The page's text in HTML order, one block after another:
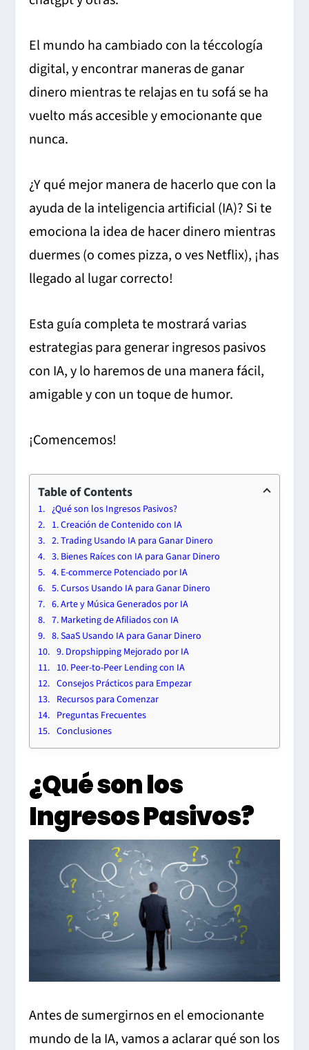
El mundo ha cambiado con la téccología
digital, y encontrar maneras de ganar
dinero mientras te relajas en tu sofá se ha
vuelto más accesible y emocionante que
nunca.
¿Y qué mejor manera de hacerlo que con la
ayuda de la inteligencia artificial (IA)? Si te
emociona la idea de hacer dinero mientras
duermes (o comes pizza, o ves Netflix), ¡has
llegado al lugar correcto!
Esta guía completa te mostrará varias
estrategias para generar ingresos pasivos
con IA, y lo haremos de una manera fácil,
amigable y con un toque de humor.
¡Comencemos!
Table of Contents
¿Qué son los Ingresos Pasivos?
1. Creación de Contenido con IA
2. Trading Usando IA para Ganar Dinero
3. Bienes Raíces con IA para Ganar Dinero
4. E-commerce Potenciado por IA
5. Cursos Usando IA para Ganar Dinero
6. Arte y Música Generados por IA
7. Marketing de Afiliados con IA
8. SaaS Usando IA para Ganar Dinero
9. Dropshipping Mejorado por IA
10. Peer-to-Peer Lending con IA
Consejos Prácticos para Empezar
Recursos para Comenzar
Preguntas Frecuentes
Conclusiones
¿Qué son los
Ingresos Pasivos?
Antes de sumergirnos en el emocionante
mundo de la IA, vamos a aclarar qué son los